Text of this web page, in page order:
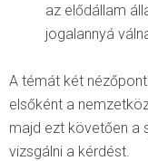
az elődállam
jogalannyá
A témát két
elsőként a
majd ezt követően a
vizsgálni a kérdést.